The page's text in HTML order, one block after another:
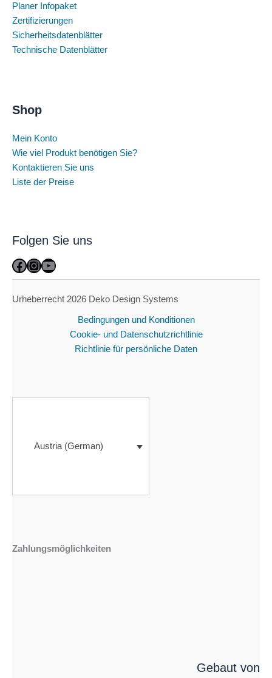
Planer Infopaket
Zertifizierungen
Sicherheitsdatenblätter
Technische Datenblätter
Shop
Mein Konto
Wie viel Produkt benötigen Sie?
Kontaktieren Sie uns
Liste der Preise
Folgen Sie uns
Facebook
Instagram
YouTube
Urheberrecht 2026 Deko Design Systems
Bedingungen und Konditionen
Cookie- und Datenschutzrichtlinie
Richtlinie für persönliche Daten
Austria (German)
Zahlungsmöglichkeiten
Gebaut von